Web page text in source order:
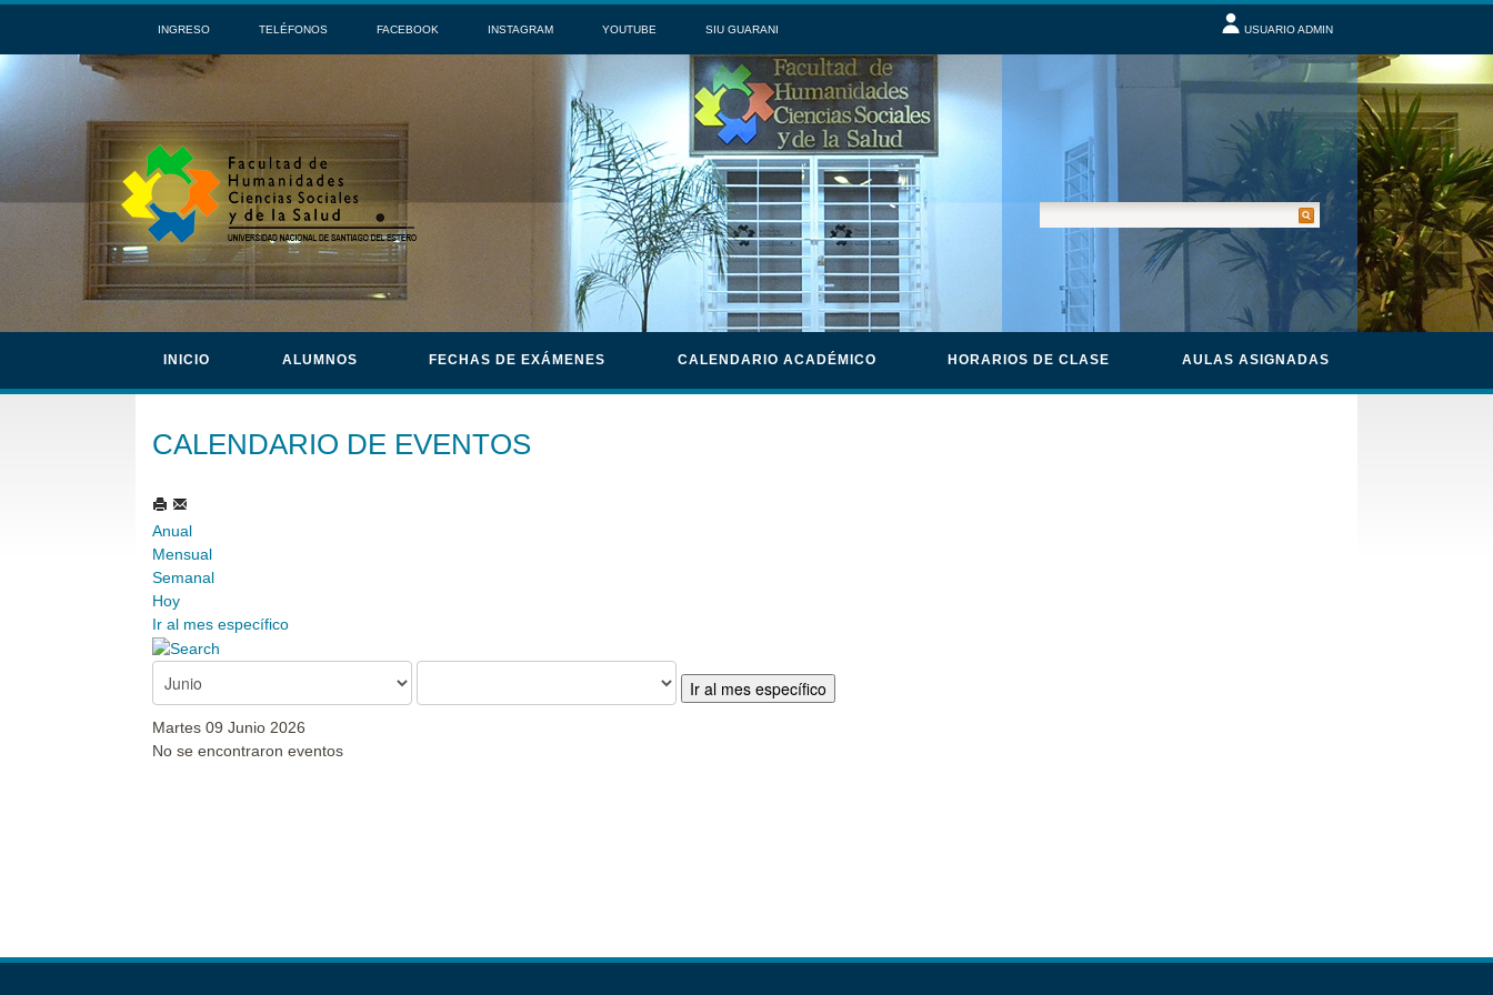
INGRESO TELÉFONOS FACEBOOK INSTAGRAM YOUTUBE SIU GUARANI USUARIO ADMIN
INICIO ALUMNOS FECHAS DE EXÁMENES CALENDARIO ACADÉMICO HORARIOS DE CLASE AULAS ASIGNADAS
CALENDARIO DE EVENTOS
Anual
Mensual
Semanal
Hoy
Ir al mes específico
Ir al mes específico
Martes 09 Junio 2026
No se encontraron eventos